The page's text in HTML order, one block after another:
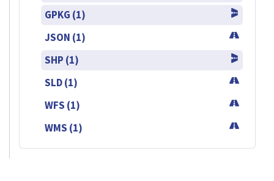
GPKG (1)
JSON (1)
SHP (1)
SLD (1)
WFS (1)
WMS (1)